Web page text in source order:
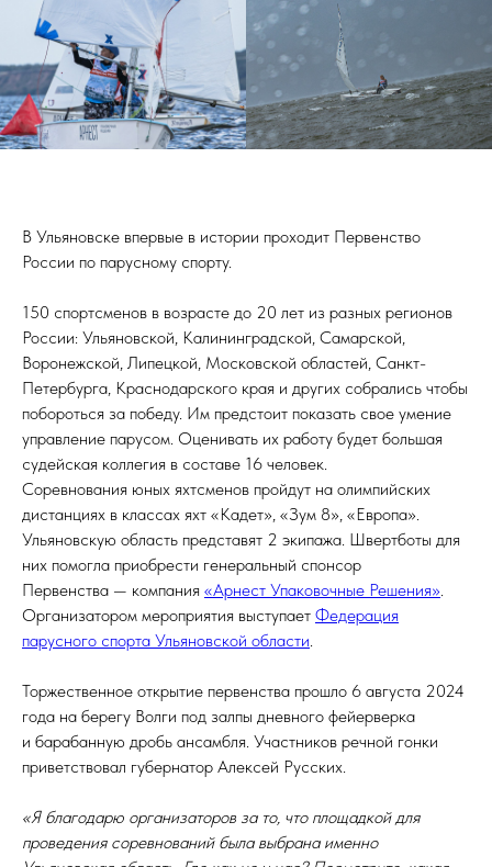
В Ульяновске впервые в истории проходит Первенство
России по парусному спорту.
150 спортсменов в возрасте до 20 лет из разных регионов
России: Ульяновской, Калининградской, Самарской,
Воронежской, Липецкой, Московской областей, Санкт-
Петербурга, Краснодарского края и других собрались чтобы
побороться за победу. Им предстоит показать свое умение
управление парусом. Оценивать их работу будет большая
судейская коллегия в составе 16 человек.
Соревнования юных яхтсменов пройдут на олимпийских
дистанциях в классах яхт «Кадет», «Зум 8», «Европа».
Ульяновскую область представят 2 экипажа. Швертботы для
них помогла приобрести генеральный спонсор
Первенства — компания «Арнест Упаковочные Решения».
Организатором мероприятия выступает Федерация
парусного спорта Ульяновской области.
Торжественное открытие первенства прошло 6 августа 2024
года на берегу Волги под залпы дневного фейерверка
и барабанную дробь ансамбля. Участников речной гонки
приветствовал губернатор Алексей Русских.
«Я благодарю организаторов за то, что площадкой для
проведения соревнований была выбрана именно